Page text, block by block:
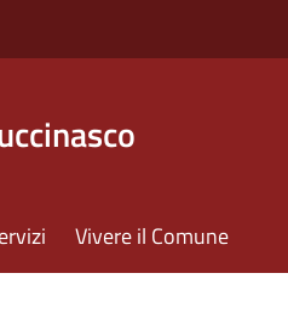
Vivere il Comune